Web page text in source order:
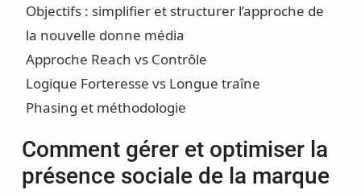
Objectifs : simplifier et structurer l’approche de
la nouvelle donne média
Approche Reach vs Contrôle
Logique Forteresse vs Longue traîne
Phasing et méthodologie
Comment gérer et optimiser la
présence sociale de la marque